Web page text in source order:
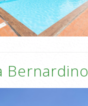
Bernardino